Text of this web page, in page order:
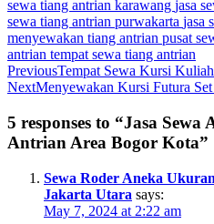
sewa tiang antrian karawang jasa
sewa tiang antrian purwakarta jasa
menyewakan tiang antrian pusat
antrian tempat sewa tiang antrian
PreviousTempat Sewa Kursi
NextMenyewakan Kursi Futura
5 responses to “Jasa Sewa
Antrian Area Bogor Kota”
Sewa Roder Aneka
Jakarta Utara says:
May 7, 2024 at 2:22 am